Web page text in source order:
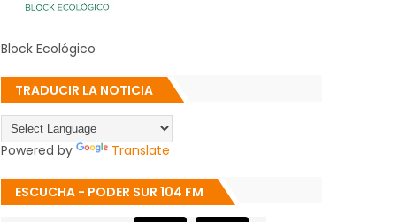
Block Ecológico
TRADUCIR LA NOTICIA
Powered by Translate
ESCUCHA - PODER SUR 104 FM